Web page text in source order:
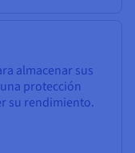
almacenar sus
protección
su rendimiento.